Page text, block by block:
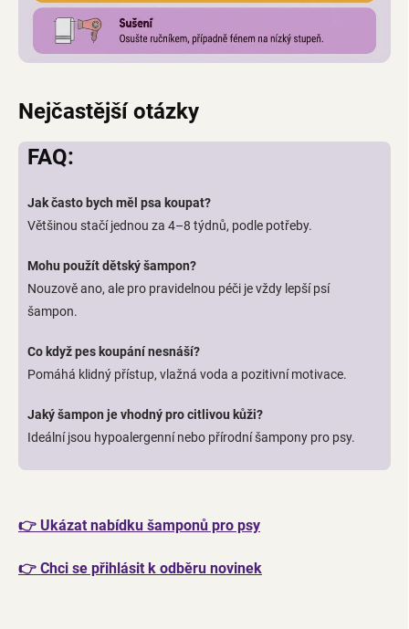
Nejčastější otázky
FAQ:
Jak často bych měl psa koupat?
Většinou stačí jednou za 4–8 týdnů, podle potřeby.
Mohu použít dětský šampon?
Nouzově ano, ale pro pravidelnou péči je vždy lepší psí
šampon.
Co když pes koupání nesnáší?
Pomáhá klidný přístup, vlažná voda a pozitivní motivace.
Jaký šampon je vhodný pro citlivou kůži?
Ideální jsou hypoalergenní nebo přírodní šampony pro psy.
👉 Ukázat nabídku šamponů pro psy
👉 Chci se přihlásit k odběru novinek